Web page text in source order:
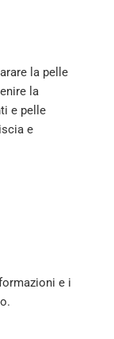
la pelle
la
e pelle
e
e i